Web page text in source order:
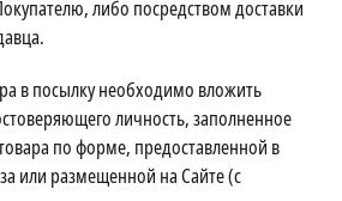
либо посредством доставки
в посылку необходимо вложить
личность, заполненное
по форме, предоставленной в
или размещенной на Сайте (с